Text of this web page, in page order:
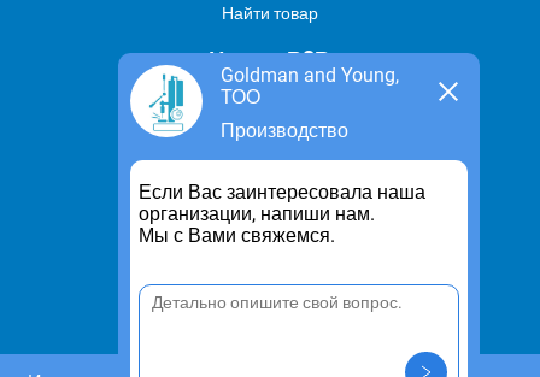
Goldman and Young,
ТОО
Производство
Если Вас заинтересовала наша
организации, напиши нам.
Мы с Вами свяжемся.
Найти товар
Услуги В2В
Найти услугу
Предложить свою услугу
Дропшиппинг
Транспортные услуги
Информация
Политика конфиденциальности